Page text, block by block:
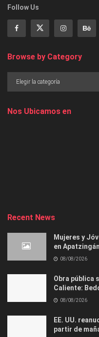
Follow Us
Browse by Category
Nos Ubicamos en
Recent News
Mujeres y
en
08/08/2026
Obra pública
Caliente:
08/08/2026
EE. UU.
partir de